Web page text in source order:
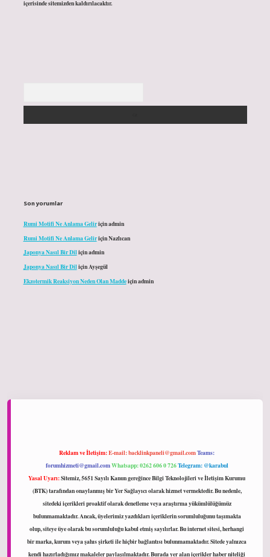
içerisinde sitemizden kaldırılacaktır.
Son yorumlar
Rumi Motifi Ne Anlama Geliriçinadmin
Rumi Motifi Ne Anlama GeliriçinNazlıcan
Japonya Nasıl Bir Diliçinadmin
Japonya Nasıl Bir DiliçinAyşegül
Ekzotermik Reaksiyon Neden Olan Maddeiçinadmin
Reklam ve İletişim:E-mail:backlinkpaneli@gmail.comTeams:
forumhizmeti@gmail.comWhatsapp: 0262 606 0 726Telegram: @karabul
Yasal Uyarı:Sitemiz, 5651 Sayılı Kanun gereğince Bilgi Teknolojileri ve İletişim Kurumu
(BTK) tarafından onaylanmış bir Yer Sağlayıcı olarak hizmet vermektedir. Bu nedenle,
sitedeki içerikleri proaktif olarak denetleme veya araştırma yükümlülüğümüz
bulunmamaktadır. Ancak, üyelerimiz yazdıkları içeriklerin sorumluluğunu taşımakta
olup, siteye üye olarak bu sorumluluğu kabul etmiş sayılırlar. Bu internet sitesi, herhangi
bir marka, kurum veya şahıs şirketi ile hiçbir bağlantısı bulunmamaktadır. Sitede yalnızca
kendi hazırladığımız makaleler paylaşılmaktadır. Burada yer alan içerikler haber niteliği